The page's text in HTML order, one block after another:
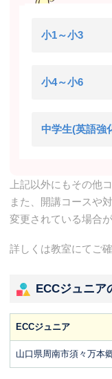
小1～小3
小4～小6
中学生(英語強
上記以外にもその他
また、開講コースや
変更されている場合が
詳しくは教室にてご
ECCジュニア
ECCジュニア
山口県周南市須々万本